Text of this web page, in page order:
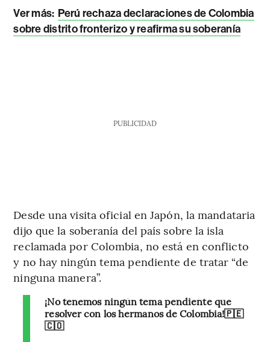
Ver más: Perú rechaza declaraciones de Colombia
sobre distrito fronterizo y reafirma su soberanía
PUBLICIDAD
Desde una visita oficial en Japón, la mandataria
dijo que la soberanía del país sobre la isla
reclamada por Colombia, no está en conflicto
y no hay ningún tema pendiente de tratar “de
ninguna manera”.
¡No tenemos ningún tema pendiente que
resolver con los hermanos de Colombia!🇵🇪
🇨🇴